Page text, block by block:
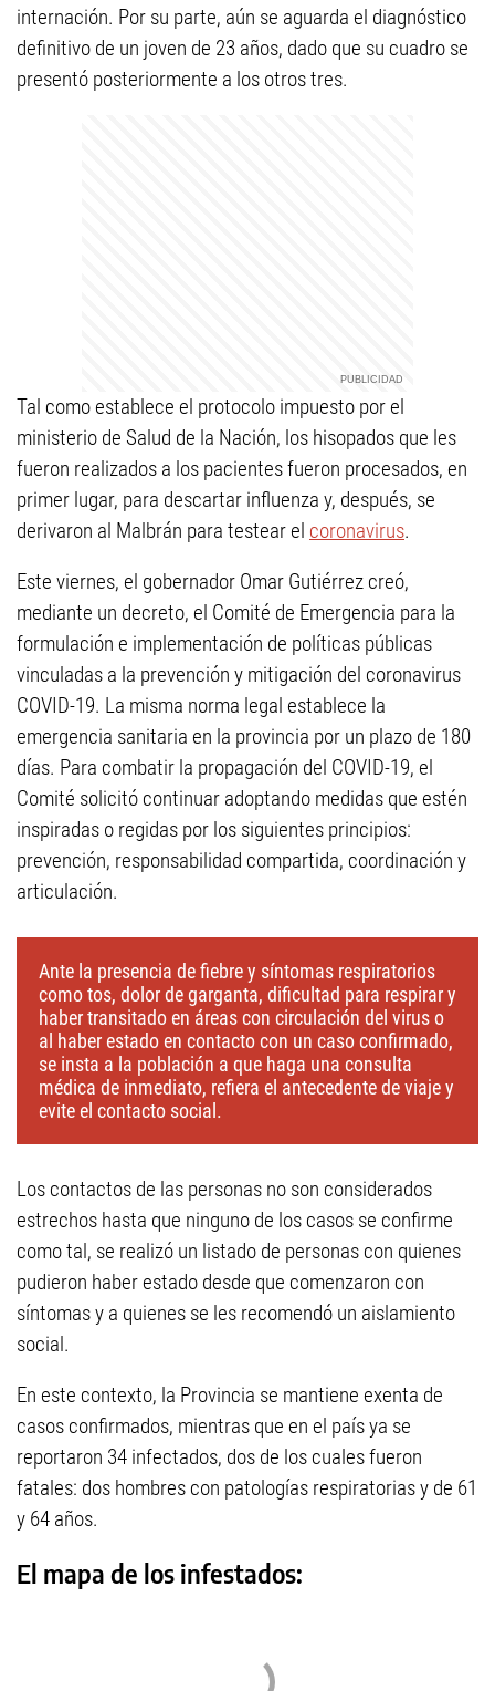
internación. Por su parte, aún se aguarda el diagnóstico
definitivo de un joven de 23 años, dado que su cuadro se
presentó posteriormente a los otros tres.
Tal como establece el protocolo impuesto por el
ministerio de Salud de la Nación, los hisopados que les
fueron realizados a los pacientes fueron procesados, en
primer lugar, para descartar influenza y, después, se
derivaron al Malbrán para testear el coronavirus.
Este viernes, el gobernador Omar Gutiérrez creó,
mediante un decreto, el Comité de Emergencia para la
formulación e implementación de políticas públicas
vinculadas a la prevención y mitigación del coronavirus
COVID-19. La misma norma legal establece la
emergencia sanitaria en la provincia por un plazo de 180
días. Para combatir la propagación del COVID-19, el
Comité solicitó continuar adoptando medidas que estén
inspiradas o regidas por los siguientes principios:
prevención, responsabilidad compartida, coordinación y
articulación.
Ante la presencia de fiebre y síntomas respiratorios
como tos, dolor de garganta, dificultad para respirar y
haber transitado en áreas con circulación del virus o
al haber estado en contacto con un caso confirmado,
se insta a la población a que haga una consulta
médica de inmediato, refiera el antecedente de viaje y
evite el contacto social.
Los contactos de las personas no son considerados
estrechos hasta que ninguno de los casos se confirme
como tal, se realizó un listado de personas con quienes
pudieron haber estado desde que comenzaron con
síntomas y a quienes se les recomendó un aislamiento
social.
En este contexto, la Provincia se mantiene exenta de
casos confirmados, mientras que en el país ya se
reportaron 34 infectados, dos de los cuales fueron
fatales: dos hombres con patologías respiratorias y de 61
y 64 años.
El mapa de los infestados: